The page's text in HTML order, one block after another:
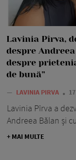
Lavinia Pîrva,
despre
despre
de bună”
— LAVINIA PIRVA
Lavinia Pîrva a
Andreea Bălan și
+ MAI MULTE